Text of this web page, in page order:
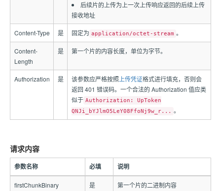
后续片的上传为上一次上传响应返回的后续上传
接收地址
Content-Type 是 固定为 application/octet-stream 。
Content-
Length
是 第一个片的内容长度，单位为字节。
Authorization 是 该参数应严格按照 上传凭证格式进行填充，否则会
返回 401 错误码。一个合法的 Authorization 值应类
似于 Authorization: UpToken
QNJi_bYJlmO5LeY08FfoNj9w_r... 。
请求内容
参数名称 必填 说明
firstChunkBinary 是 第一个片的二进制内容